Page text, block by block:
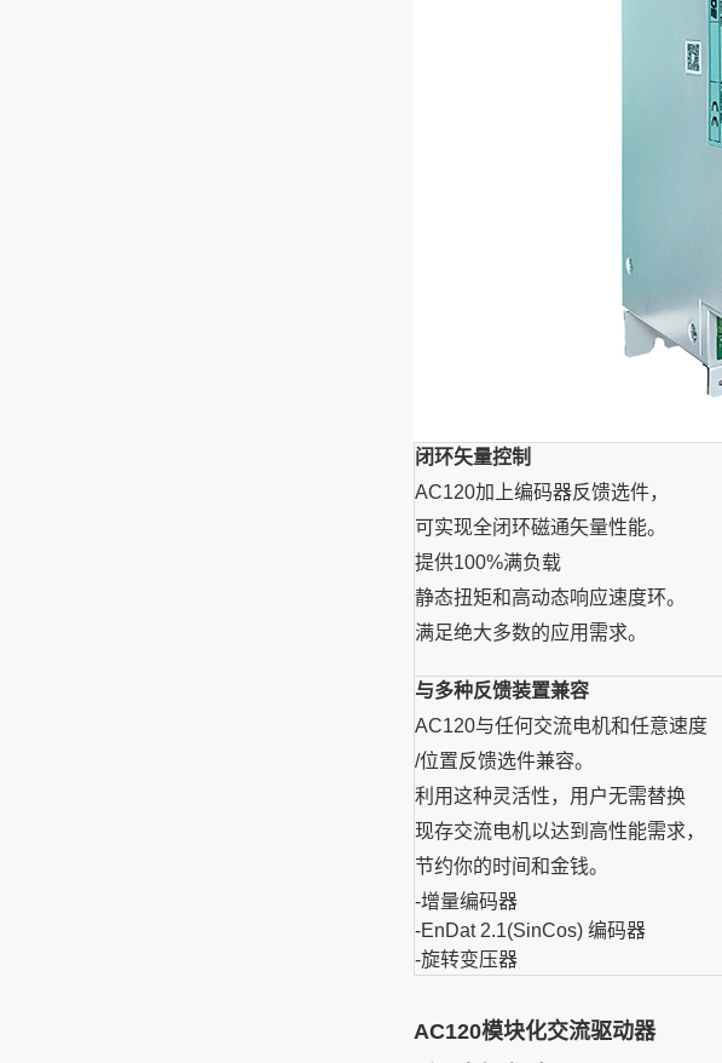
闭环矢量控制
AC120加上编码器反馈选件，
可实现全闭环磁通矢量性能。
提供100%满负载
静态扭矩和高动态响应速度环。
满足绝大多数的应用需求。
与多种反馈装置兼容
AC120与任何交流电机和任意速度
/位置反馈选件兼容。
利用这种灵活性，用户无需替换
现存交流电机以达到高性能需求，
节约你的时间和金钱。
-增量编码器
-EnDat 2.1(SinCos) 编码器
-旋转变压器
AC120模块化交流驱动器